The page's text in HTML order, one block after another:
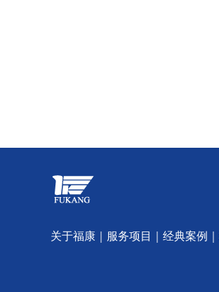
关于福康 ｜ 服务项目 ｜ 经典案例 ｜